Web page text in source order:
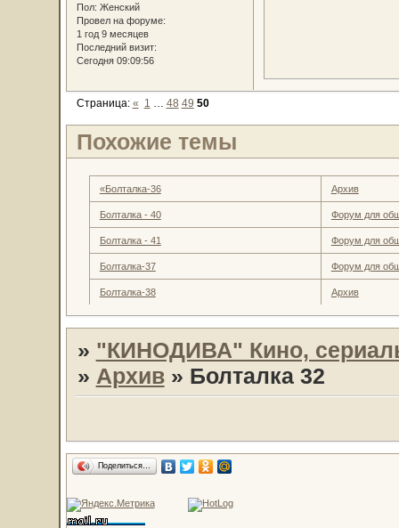
Пол: Женский
Провел на форуме:
1 год 9 месяцев
Последний визит:
Сегодня 09:09:56
Страница: « 1 … 48 49 50
Похожие темы
«Болталка-36 Архив
Болталка - 40 Форум для
Болталка - 41 Форум для
Болталка-37 Форум для
Болталка-38 Архив
» "КИНОДИВА" Кино,
» Архив » Болталка 32
Поделиться…